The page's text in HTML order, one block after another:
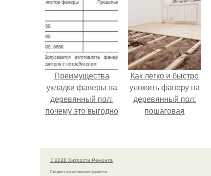
Преимущества
укладки фанеры на
деревянный пол:
почему это выгодно
Как легко и быстро
уложить фанеру на
деревянный пол:
пошаговая
© 2026 Хитрости Ремонта
Секреты качественного ремонта